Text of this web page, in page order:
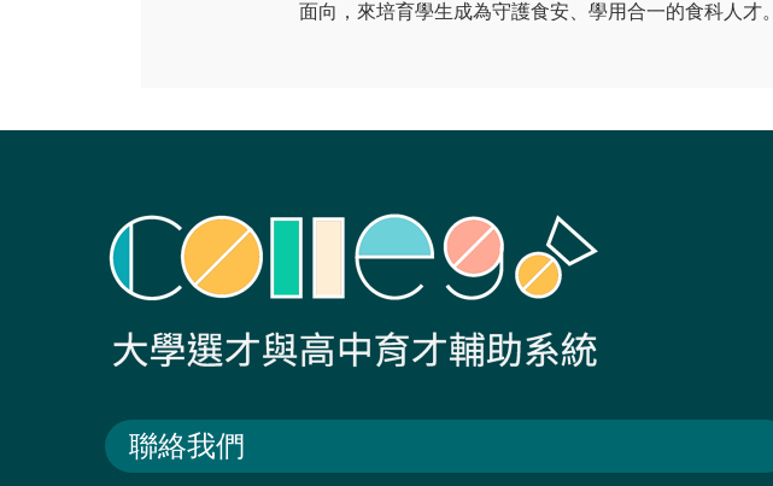
面向，來培育學生成為守護食安、學用合一的食科人才。
聯絡我們